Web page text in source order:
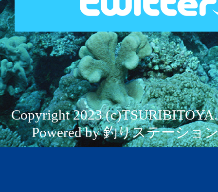
Copyright 2023
Powered by 釣りステーショ